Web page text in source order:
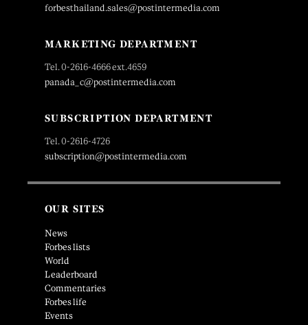
forbesthailand.sales@postintermedia.com
MARKETING DEPARTMENT
Tel. 0-2616-4666 ext.4659
panada_c@postintermedia.com
SUBSCRIPTION DEPARTMENT
Tel. 0-2616-4726
subscription@postintermedia.com
OUR SITES
News
Forbes lists
World
Leaderboard
Commentaries
Forbes life
Events